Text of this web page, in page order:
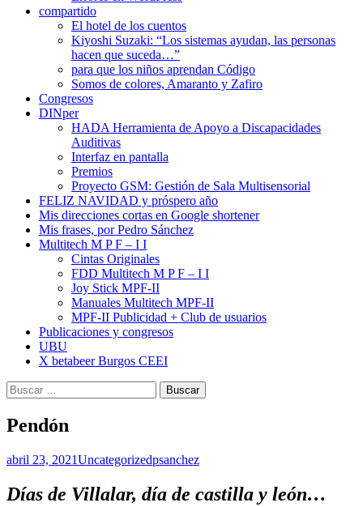
compartido
El hotel de los cuentos
Kiyoshi Suzaki: “Los sistemas ayudan, las personas
hacen que suceda…”
para que los niños aprendan Código
Somos de colores, Amaranto y Zafiro
Congresos
DINper
HADA Herramienta de Apoyo a Discapacidades
Auditivas
Interfaz en pantalla
Premios
Proyecto GSM: Gestión de Sala Multisensorial
FELIZ NAVIDAD y próspero año
Mis direcciones cortas en Google shortener
Mis frases, por Pedro Sánchez
Multitech M P F – I I
Cintas Originales
FDD Multitech M P F – I I
Joy Stick MPF-II
Manuales Multitech MPF-II
MPF-II Publicidad + Club de usuarios
Publicaciones y congresos
UBU
X betabeer Burgos CEEI
Buscar:
Pendón
abril 23, 2021Uncategorizedpsanchez
Días de Villalar, día de castilla y león…